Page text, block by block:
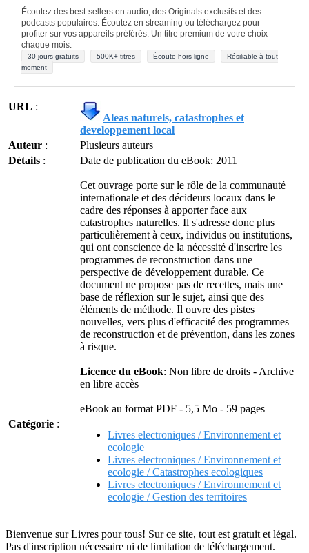
Écoutez des best-sellers en audio, des Originals exclusifs et des
podcasts populaires. Écoutez en streaming ou téléchargez pour
profiter sur vos appareils préférés. Un titre premium de votre choix
chaque mois.
30 jours gratuits 500K+ titres Écoute hors ligne
Résiliable à tout
moment
URL :
Aleas naturels, catastrophes et
developpement local
Auteur :
Plusieurs auteurs
Détails : Date de publication du eBook: 2011
Cet ouvrage porte sur le rôle de la communauté
internationale et des décideurs locaux dans le
cadre des réponses à apporter face aux
catastrophes naturelles. Il s'adresse donc plus
particulièrement à ceux, individus ou institutions,
qui ont conscience de la nécessité d'inscrire les
programmes de reconstruction dans une
perspective de développement durable. Ce
document ne propose pas de recettes, mais une
base de réflexion sur le sujet, ainsi que des
éléments de méthode. Il ouvre des pistes
nouvelles, vers plus d'efficacité des programmes
de reconstruction et de prévention, dans les zones
à risque.
Licence du eBook: Non libre de droits - Archive
en libre accès
eBook au format PDF - 5,5 Mo - 59 pages
Catégorie :
Livres electroniques / Environnement et
ecologie
Livres electroniques / Environnement et
ecologie / Catastrophes ecologiques
Livres electroniques / Environnement et
ecologie / Gestion des territoires
Bienvenue sur Livres pour tous! Sur ce site, tout est gratuit et légal.
Pas d'inscription nécessaire ni de limitation de téléchargement.